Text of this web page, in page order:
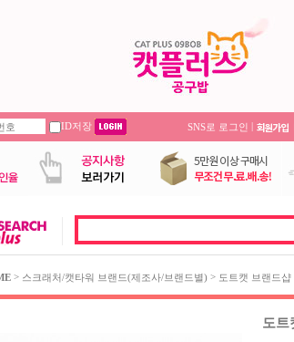
ID저장 SNS로 로그인 |
> 스크래처/캣타워 브랜드(제조사/브랜드별) > 도트캣 브랜드샵
도트